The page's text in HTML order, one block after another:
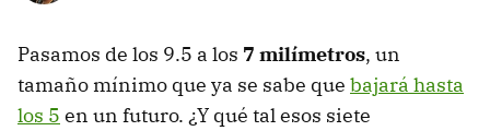
Pasamos de los 9.5 a los 7 milímetros, un
tamaño mínimo que ya se sabe que bajará hasta
los 5 en un futuro. ¿Y qué tal esos siete